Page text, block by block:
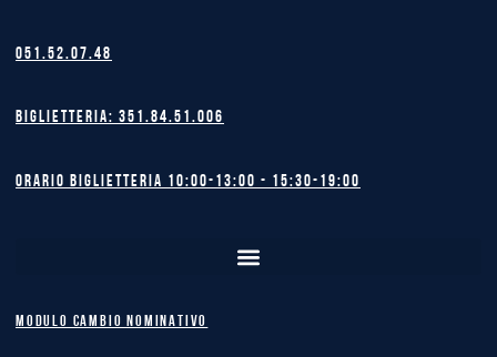
051.52.07.48
Biglietteria: 351.84.51.006
Orario biglietteria 10:00-13:00 - 15:30-19:00
MODULO CAMBIO NOMINATIVO